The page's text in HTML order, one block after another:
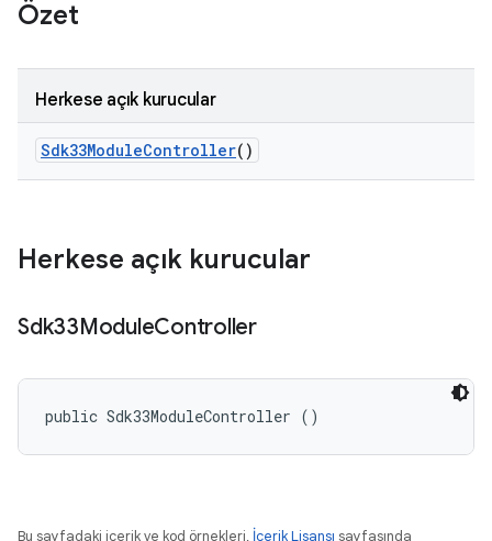
Özet
Herkese açık kurucular
Sdk33ModuleController()
Herkese açık kurucular
Sdk33ModuleController
public Sdk33ModuleController ()
Bu sayfadaki içerik ve kod örnekleri, İçerik Lisansı sayfasında